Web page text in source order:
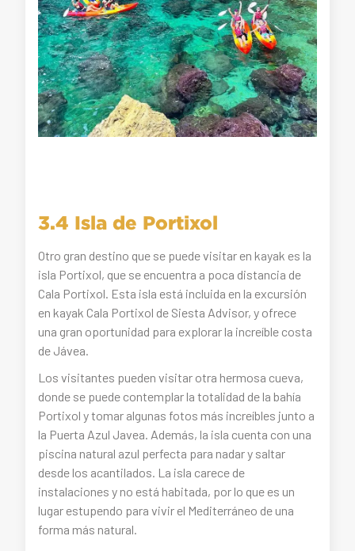
3.4 Isla de Portixol
Otro gran destino que se puede visitar en kayak es la
isla Portixol, que se encuentra a poca distancia de
Cala Portixol. Esta isla está incluida en la excursión
en kayak Cala Portixol de Siesta Advisor, y ofrece
una gran oportunidad para explorar la increíble costa
de Jávea.
Los visitantes pueden visitar otra hermosa cueva,
donde se puede contemplar la totalidad de la bahía
Portixol y tomar algunas fotos más increíbles junto a
la Puerta Azul Javea. Además, la isla cuenta con una
piscina natural azul perfecta para nadar y saltar
desde los acantilados. La isla carece de
instalaciones y no está habitada, por lo que es un
lugar estupendo para vivir el Mediterráneo de una
forma más natural.